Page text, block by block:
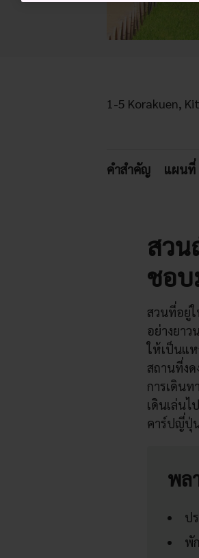
1-5 Korakuen,
คำสำคัญ แผนที่
สว
ชอบ
สวนที่อยู่
อย่างยา
ให้เป็นแ
สถานที่ง
การเดิน
เดินเล่น
คาร์ปญี่ปุ่
พล
ป
พั